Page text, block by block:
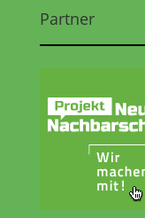
Partner